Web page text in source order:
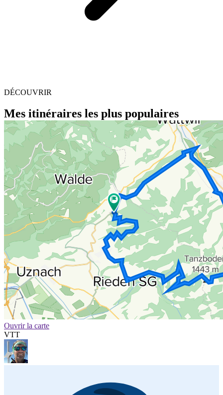
DÉCOUVRIR
Mes itinéraires les plus populaires
Ouvrir la carte
VTT